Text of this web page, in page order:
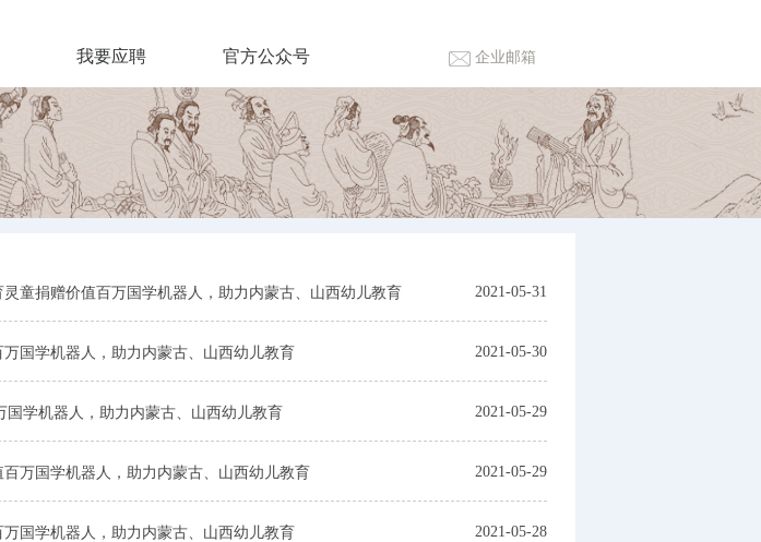
我要应聘 官方公众号 企业邮箱
童捐赠价值百万国学机器人，助力内蒙古、山西幼儿教育 2021-05-31
国学机器人，助力内蒙古、山西幼儿教育 2021-05-30
学机器人，助力内蒙古、山西幼儿教育 2021-05-29
万国学机器人，助力内蒙古、山西幼儿教育 2021-05-29
国学机器人，助力内蒙古、山西幼儿教育 2021-05-28